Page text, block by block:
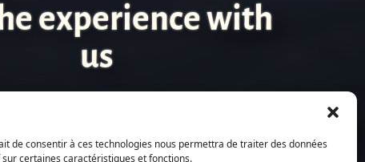
de consentir à ces technologies nous permettra de traiter des données
certaines caractéristiques et fonctions.
experience with
us